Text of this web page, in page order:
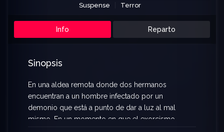
Suspense Terror
Info Reparto
Sinopsis
En una aldea remota donde dos hermanos
encuentran a un hombre infectado por un
demonio que está a punto de dar a luz al mal
mismo. En un momento en que el exorcismo